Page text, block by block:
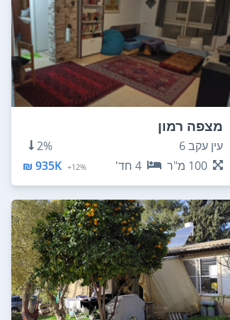
מצפה רמון
עין עקב 6
2%
100 מ"ר 4 חד' 12%+
935K ₪